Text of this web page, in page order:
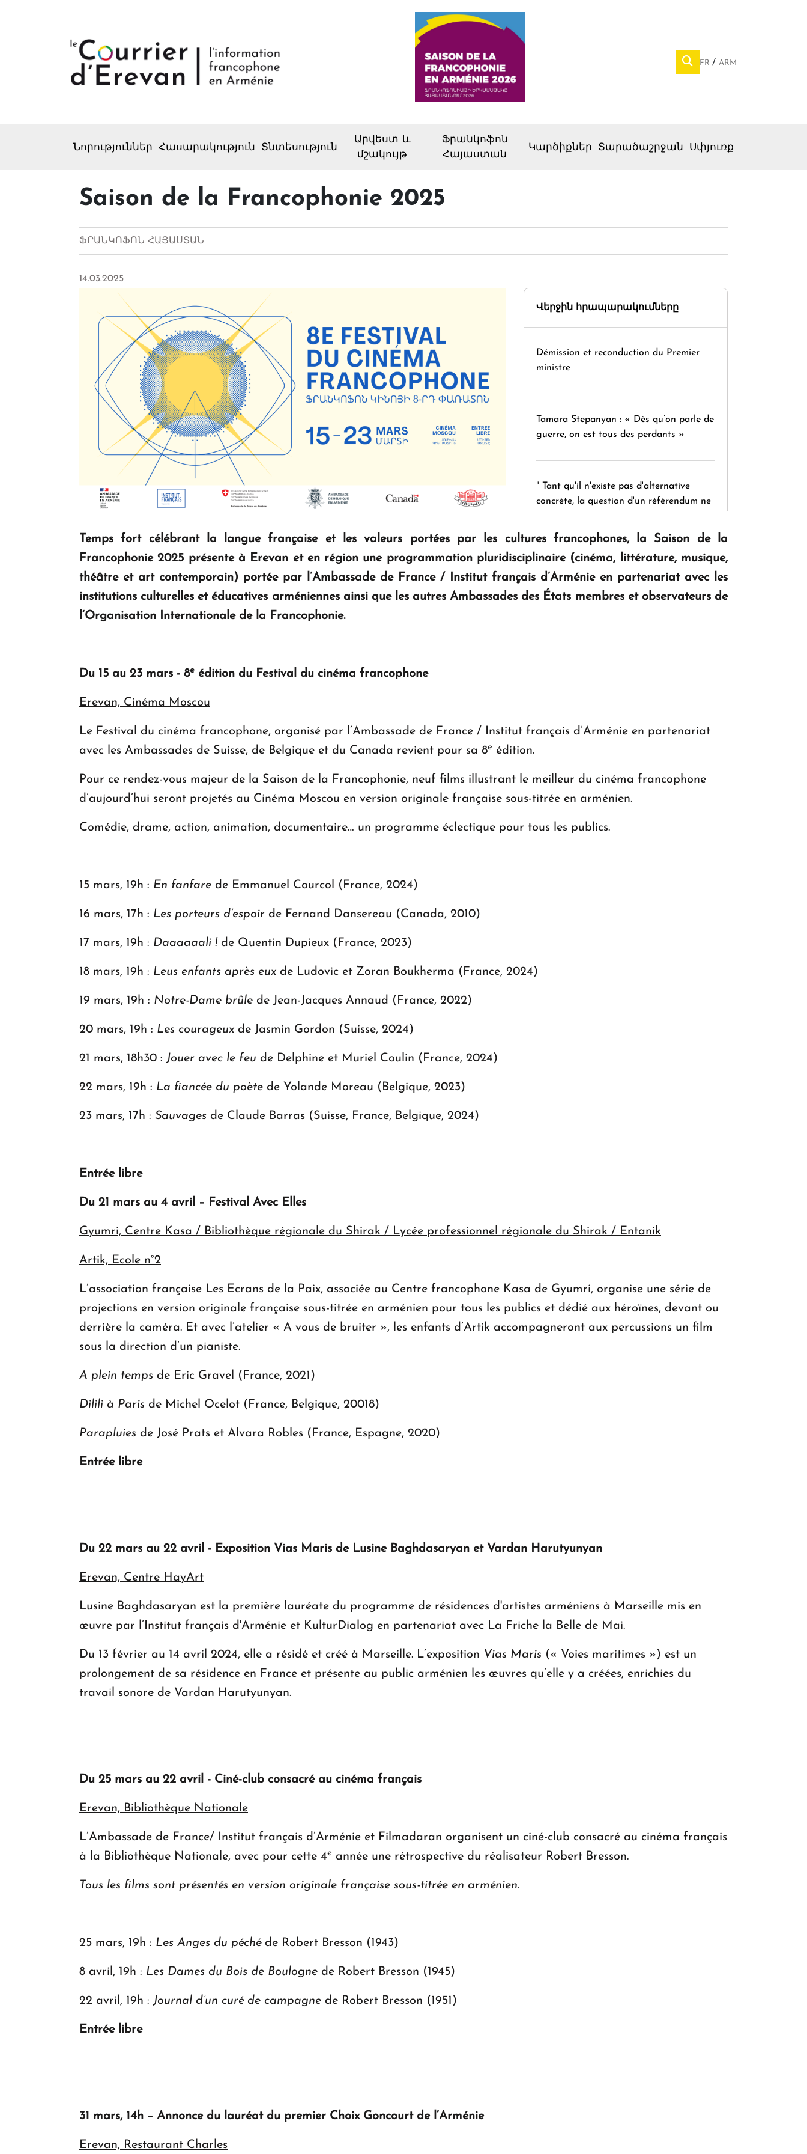
FR ARM
Նորություններ Հասարակություն Տնտեսություն
Արվեստ և
մշակույթ
Ֆրանկոֆոն
Հայաստան
Կարծիքներ Տարածաշրջան Սփյուռք
Saison de la Francophonie 2025
ՖՐԱՆԿՈՖՈՆ ՀԱՅԱՍՏԱՆ
14.03.2025
Վերջին հրապարակումները
Démission et reconduction du Premier
ministre
Tamara Stepanyan : « Dès qu’on parle de
guerre, on est tous des perdants »
" Tant qu'il n'existe pas d'alternative
concrète, la question d'un référendum ne
KASA : 30 ans d'audace, de résilience et
d'avenir en Arménie
Temps fort célébrant la langue française et les valeurs portées par les cultures francophones, la Saison de la
Francophonie 2025 présente à Erevan et en région une programmation pluridisciplinaire (cinéma, littérature, musique,
théâtre et art contemporain) portée par l’Ambassade de France / Institut français d’Arménie en partenariat avec les
institutions culturelles et éducatives arméniennes ainsi que les autres Ambassades des États membres et observateurs de
l’Organisation Internationale de la Francophonie.
Du 15 au 23 mars - 8e édition du Festival du cinéma francophone
Erevan, Cinéma Moscou
Le Festival du cinéma francophone, organisé par l’Ambassade de France / Institut français d’Arménie en partenariat
avec les Ambassades de Suisse, de Belgique et du Canada revient pour sa 8e édition.
Pour ce rendez-vous majeur de la Saison de la Francophonie, neuf films illustrant le meilleur du cinéma francophone
d’aujourd’hui seront projetés au Cinéma Moscou en version originale française sous-titrée en arménien.
Comédie, drame, action, animation, documentaire… un programme éclectique pour tous les publics.
15 mars, 19h : En fanfare de Emmanuel Courcol (France, 2024)
16 mars, 17h : Les porteurs d’espoir de Fernand Dansereau (Canada, 2010)
17 mars, 19h : Daaaaaali ! de Quentin Dupieux (France, 2023)
18 mars, 19h : Leus enfants après eux de Ludovic et Zoran Boukherma (France, 2024)
19 mars, 19h : Notre-Dame brûle de Jean-Jacques Annaud (France, 2022)
20 mars, 19h : Les courageux de Jasmin Gordon (Suisse, 2024)
21 mars, 18h30 : Jouer avec le feu de Delphine et Muriel Coulin (France, 2024)
22 mars, 19h : La fiancée du poète de Yolande Moreau (Belgique, 2023)
23 mars, 17h : Sauvages de Claude Barras (Suisse, France, Belgique, 2024)
Entrée libre
Du 21 mars au 4 avril – Festival Avec Elles
Gyumri, Centre Kasa / Bibliothèque régionale du Shirak / Lycée professionnel régionale du Shirak / Entanik
Artik, Ecole n°2
L’association française Les Ecrans de la Paix, associée au Centre francophone Kasa de Gyumri, organise une série de
projections en version originale française sous-titrée en arménien pour tous les publics et dédié aux héroïnes, devant ou
derrière la caméra. Et avec l’atelier « A vous de bruiter », les enfants d’Artik accompagneront aux percussions un film
sous la direction d’un pianiste.
A plein temps de Eric Gravel (France, 2021)
Dilili à Paris de Michel Ocelot (France, Belgique, 20018)
Parapluies de José Prats et Alvara Robles (France, Espagne, 2020)
Entrée libre
Du 22 mars au 22 avril - Exposition Vias Maris de Lusine Baghdasaryan et Vardan Harutyunyan
Erevan, Centre HayArt
Lusine Baghdasaryan est la première lauréate du programme de résidences d'artistes arméniens à Marseille mis en
œuvre par l’Institut français d'Arménie et KulturDialog en partenariat avec La Friche la Belle de Mai.
Du 13 février au 14 avril 2024, elle a résidé et créé à Marseille. L’exposition Vias Maris (« Voies maritimes ») est un
prolongement de sa résidence en France et présente au public arménien les œuvres qu’elle y a créées, enrichies du
travail sonore de Vardan Harutyunyan.
Du 25 mars au 22 avril - Ciné-club consacré au cinéma français
Erevan, Bibliothèque Nationale
L’Ambassade de France/ Institut français d’Arménie et Filmadaran organisent un ciné-club consacré au cinéma français
à la Bibliothèque Nationale, avec pour cette 4e année une rétrospective du réalisateur Robert Bresson.
Tous les films sont présentés en version originale française sous-titrée en arménien.
25 mars, 19h : Les Anges du péchéde Robert Bresson (1943)
8 avril, 19h : Les Dames du Bois de Boulogne de Robert Bresson (1945)
22 avril, 19h : Journal d’un curé de campagne de Robert Bresson (1951)
Entrée libre
31 mars, 14h – Annonce du lauréat du premier Choix Goncourt de l’Arménie
Erevan, Restaurant Charles